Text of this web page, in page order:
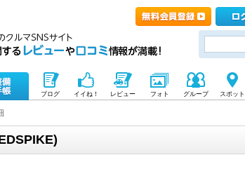
ブログ イイね！ レビュー フォト グループ スポット